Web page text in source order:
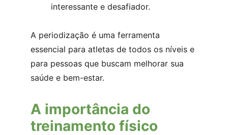
interessante e desafiador.
A periodização é uma ferramenta
essencial para atletas de todos os níveis e
para pessoas que buscam melhorar sua
saúde e bem-estar.
A importância do
treinamento físico